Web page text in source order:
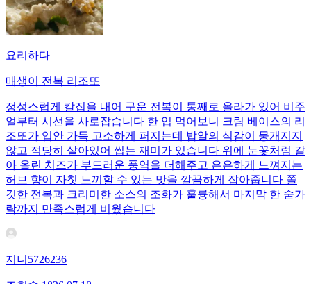
요리하다
매생이 전복 리조또
정성스럽게 칼집을 내어 구운 전복이 통째로 올라가 있어 비주
얼부터 시선을 사로잡습니다 한 입 먹어보니 크림 베이스의 리
조또가 입안 가득 고소하게 퍼지는데 밥알의 식감이 뭉개지지
않고 적당히 살아있어 씹는 재미가 있습니다 위에 눈꽃처럼 갈
아 올린 치즈가 부드러운 풍역을 더해주고 은은하게 느껴지는
허브 향이 자칫 느끼할 수 있는 맛을 깔끔하게 잡아줍니다 쫄
깃한 전복과 크리미한 소스의 조화가 훌륭해서 마지막 한 숟가
락까지 만족스럽게 비웠습니다
지니5726236